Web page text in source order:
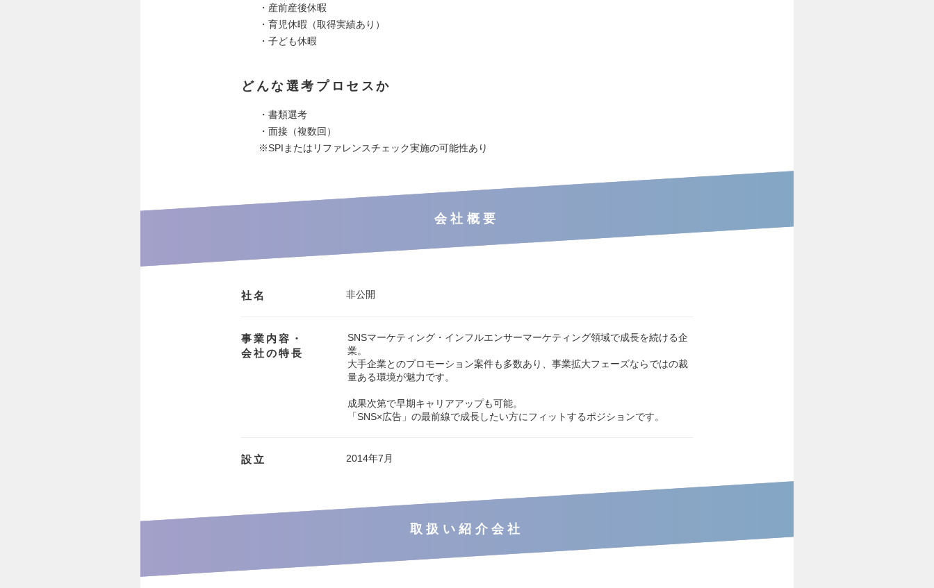
・産前産後休暇
・育児休暇（取得実績あり）
・子ども休暇
どんな選考プロセスか
・書類選考
・面接（複数回）
※SPIまたはリファレンスチェック実施の可能性あり
会社概要
社名 非公開
事業内容・
会社の特長
SNSマーケティング・インフルエンサーマーケティング領域で成長を続ける企
業。
大手企業とのプロモーション案件も多数あり、事業拡大フェーズならではの裁
量ある環境が魅力です。
成果次第で早期キャリアアップも可能。
「SNS×広告」の最前線で成長したい方にフィットするポジションです。
設立 2014年7月
取扱い紹介会社